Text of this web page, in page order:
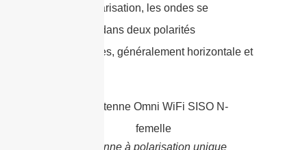
double polarisation, les ondes se
propagent dans deux polarités
orthogonales, généralement horizontale et
Antenne à polarisation unique